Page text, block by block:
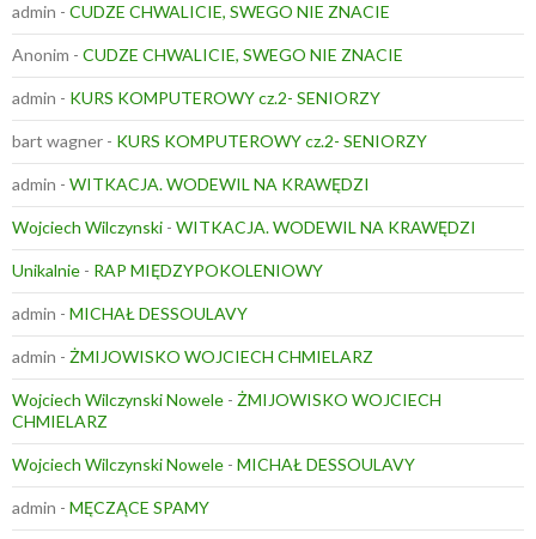
admin - CUDZE CHWALICIE, SWEGO NIE ZNACIE
Anonim - CUDZE CHWALICIE, SWEGO NIE ZNACIE
admin - KURS KOMPUTEROWY cz.2- SENIORZY
bart wagner - KURS KOMPUTEROWY cz.2- SENIORZY
admin - WITKACJA. WODEWIL NA KRAWĘDZI
Wojciech Wilczynski - WITKACJA. WODEWIL NA KRAWĘDZI
Unikalnie - RAP MIĘDZYPOKOLENIOWY
admin - MICHAŁ DESSOULAVY
admin - ŻMIJOWISKO WOJCIECH CHMIELARZ
Wojciech Wilczynski Nowele - ŻMIJOWISKO WOJCIECH
CHMIELARZ
Wojciech Wilczynski Nowele - MICHAŁ DESSOULAVY
admin - MĘCZĄCE SPAMY